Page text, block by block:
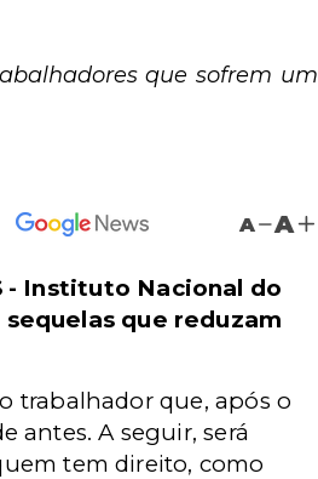
que sofrem um
A A
- Instituto Nacional do
que reduzam
trabalhador que, após o
antes. A seguir, será
tem direito, como